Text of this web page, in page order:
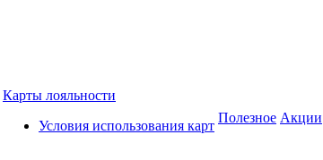
Карты лояльности
Условия использования карт
Полезное Акции